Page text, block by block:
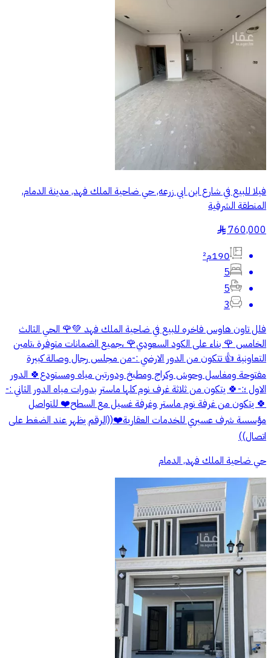
فيلا للبيع في شارع ابن ابي زرعه, حي ضاحية الملك فهد, مدينة الدمام,
المنطقة الشرقية
760,000
§
190م²
5
5
3
فلل تاون هاوس فاخره للبيع في ضاحية الملك فهد 💚🌹 الحي الثالث
الخامس 🌹 بناء على الكود السعودي🌹 ،جميع الضمانات متوفرة ،تامين
التعاونية 👍 تتكون من الدور الارضي :-من مجلس رجال وصالة كبيرة
مفتوحة ومغاسل وحوش وكراج ومطبخ ودورتين مياه ومستودع🍀 الدور
الاول ؛:-🍀 يتكون من ثلاثة غرف نوم كلها ماستر بدورات مياه الدور الثاني :-
🍀 يتكون من غرفة نوم ماستر وغرفة غسيل مع السطح❤️ للتواصل
مؤسسة شرف عسيري للخدمات العقارية❤️((الرقم يظهر عند الضغط على
اتصال))
حي ضاحية الملك فهد, الدمام